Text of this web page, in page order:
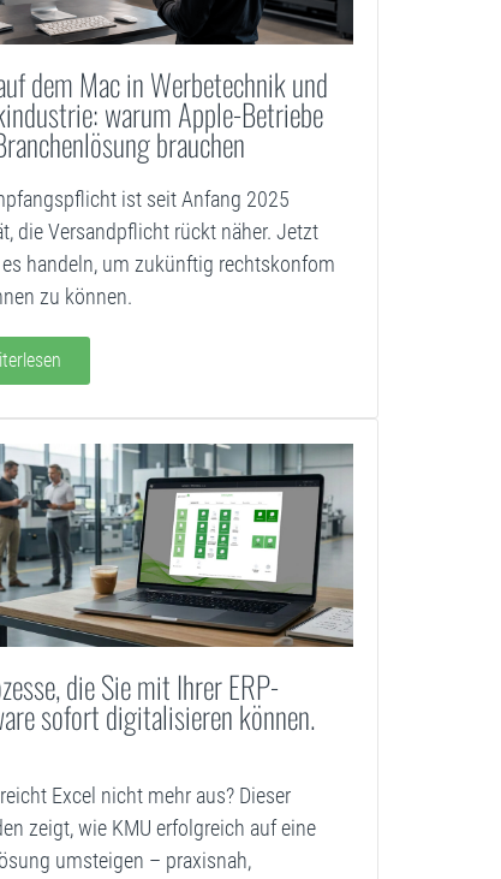
dem Mac in Werbetechnik und
warum Apple-Betriebe
brauchen
ist seit Anfang 2025
die Versandpflicht rückt näher. Jetzt
handeln, um zukünftig rechtskonfom
zu können.
die Sie mit Ihrer ERP-
sofort digitalisieren können.
Excel nicht mehr aus? Dieser
zeigt, wie KMU erfolgreich auf eine
umsteigen – praxisnah,